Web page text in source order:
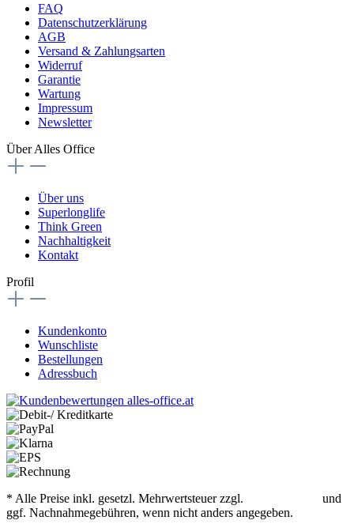
FAQ
Datenschutzerklärung
AGB
Versand & Zahlungsarten
Widerruf
Garantie
Wartung
Impressum
Newsletter
Über Alles Office
Über uns
Superlonglife
Think Green
Nachhaltigkeit
Kontakt
Profil
Kundenkonto
Wunschliste
Bestellungen
Adressbuch
* Alle Preise inkl. gesetzl. Mehrwertsteuer zzgl.
und
ggf. Nachnahmegebühren, wenn nicht anders angegeben.